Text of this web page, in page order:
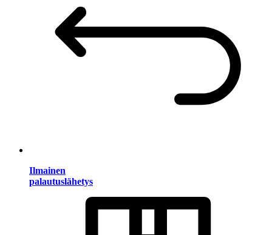
Ilmainen
palautuslähetys